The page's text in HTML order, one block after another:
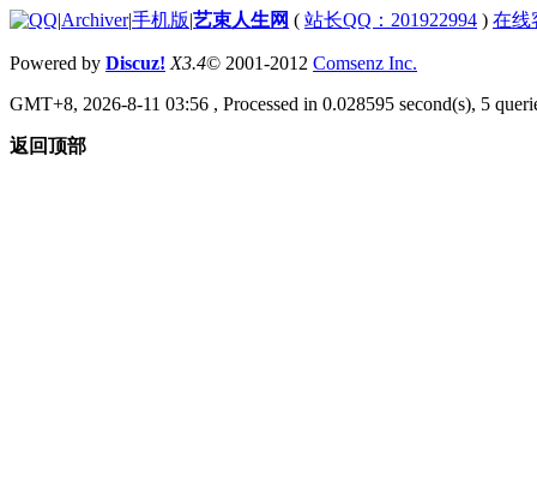
|Archiver|手机版|艺束人生网 ( 站长QQ：201922994 ) 在线
Powered by Discuz! X3.4© 2001-2012 Comsenz Inc.
GMT+8, 2026-8-11 03:56 , Processed in 0.028595 second(s), 5
返回顶部